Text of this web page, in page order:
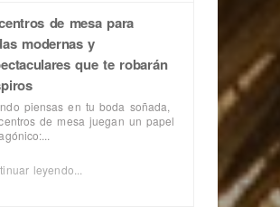
de mesa para
modernas y
que te robarán
piensas en tu boda soñada,
de mesa juegan un papel
leyendo...